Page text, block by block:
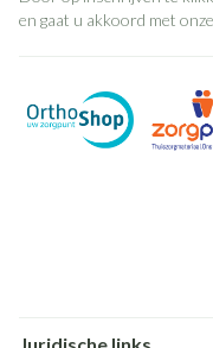
en gaat u akkoord met onze